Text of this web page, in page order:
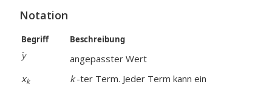
Notation
Begriff Beschreibung
angepasster Wert
xk k -ter Term. Jeder Term kann ein